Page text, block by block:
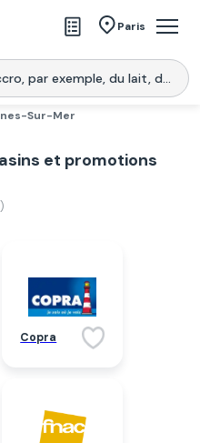
Paris
l'application
Sur-Mer
et promotions
Copra